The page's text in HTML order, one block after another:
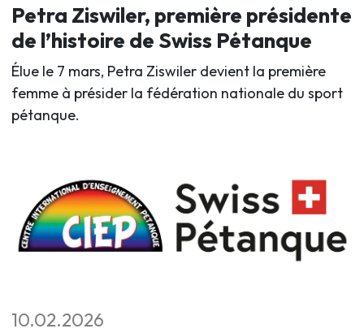
Petra Ziswiler, première présidente
de l’histoire de Swiss Pétanque
Élue le 7 mars, Petra Ziswiler devient la première
femme à présider la fédération nationale du sport
pétanque.
10.02.2026